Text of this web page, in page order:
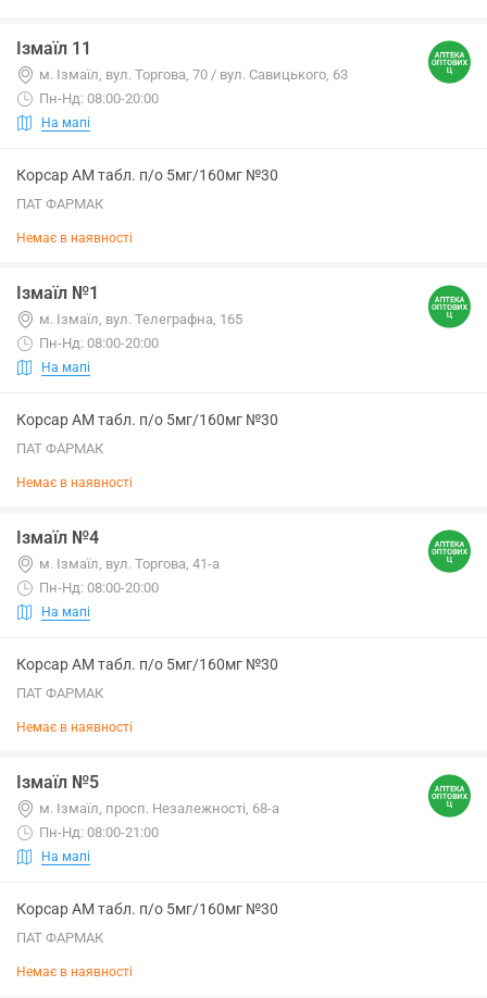
Ізмаїл 11
м. Ізмаїл, вул. Торгова, 70 / вул. Савицького, 63
Пн-Нд: 08:00-20:00
На мапі
Корсар АМ табл. п/о 5мг/160мг №30
ПАТ ФАРМАК
Немає в наявності
Ізмаїл №1
м. Ізмаїл, вул. Телеграфна, 165
Пн-Нд: 08:00-20:00
На мапі
Корсар АМ табл. п/о 5мг/160мг №30
ПАТ ФАРМАК
Немає в наявності
Ізмаїл №4
м. Ізмаїл, вул. Торгова, 41-а
Пн-Нд: 08:00-20:00
На мапі
Корсар АМ табл. п/о 5мг/160мг №30
ПАТ ФАРМАК
Немає в наявності
Ізмаїл №5
м. Ізмаїл, просп. Незалежності, 68-а
Пн-Нд: 08:00-21:00
На мапі
Корсар АМ табл. п/о 5мг/160мг №30
ПАТ ФАРМАК
Немає в наявності